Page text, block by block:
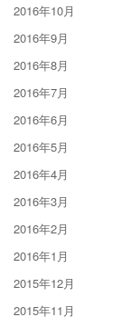
2016年10月
2016年9月
2016年8月
2016年7月
2016年6月
2016年5月
2016年4月
2016年3月
2016年2月
2016年1月
2015年12月
2015年11月